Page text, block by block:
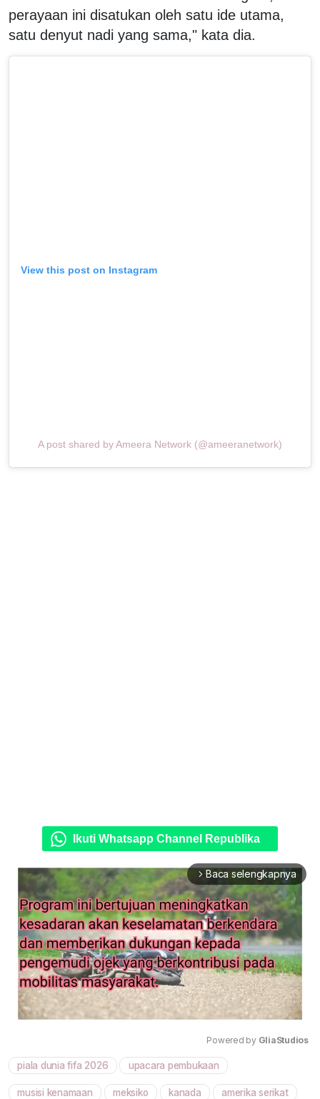
perayaan ini disatukan oleh satu ide utama,
satu denyut nadi yang sama," kata dia.
View this post on Instagram
A post shared by Ameera Network (@ameeranetwork)
Ikuti Whatsapp Channel Republika
arrow_forward_ios Baca selengkapnya
Powered by GliaStudios
piala dunia fifa 2026 upacara pembukaan
musisi kenamaan meksiko kanada amerika serikat